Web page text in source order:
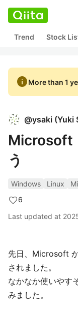
Trend Stock
infoMore than 1
@ysaki (Yuki
Microsoft
う
Windows Linux
6
Last updated at
先日、Microsoft
されました。
なかなか使いやす
みました。